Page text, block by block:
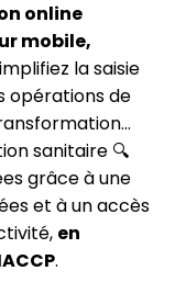
online
mobile,
la saisie
opérations de
sanitaire 🔍
grâce à une
et à un accès
en
.